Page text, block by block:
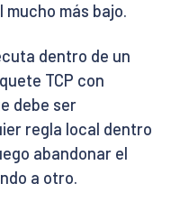
más bajo.
dentro de un
TCP con
debe ser
regla local dentro
abandonar el
a otro.